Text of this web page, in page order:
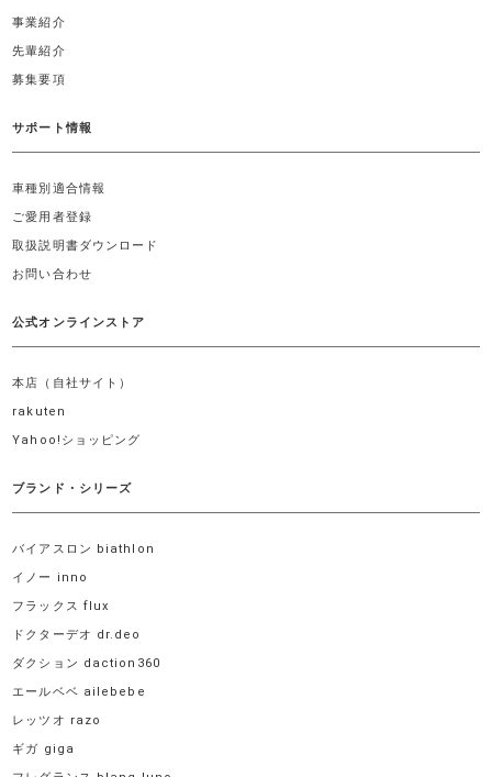
事業紹介
先輩紹介
募集要項
サポート情報
車種別適合情報
ご愛用者登録
取扱説明書ダウンロード
お問い合わせ
公式オンラインストア
本店（自社サイト）
rakuten
Yahoo!ショッピング
ブランド・シリーズ
バイアスロン biathlon
イノー inno
フラックス flux
ドクターデオ dr.deo
ダクション daction360
エールベベ ailebebe
レッツオ razo
ギガ giga